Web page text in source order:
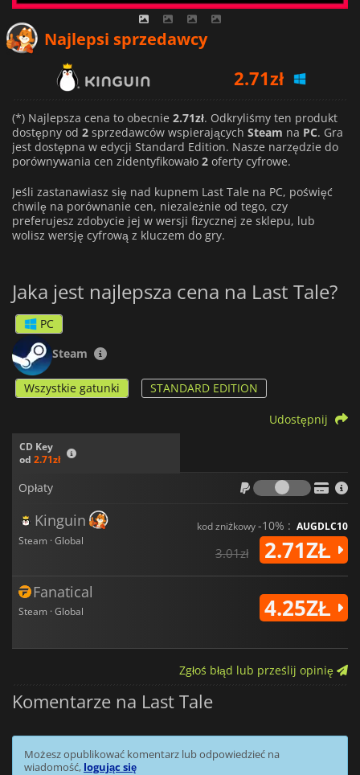
Najlepsi sprzedawcy
2.71zł
4.25zł
(*) Najlepsza cena to obecnie 2.71zł. Odkryliśmy ten produkt
dostępny od 2 sprzedawców wspierających Steam na PC. Gra
jest dostępna w edycji Standard Edition. Nasze narzędzie do
porównywania cen zidentyfikowało 2 oferty cyfrowe.
Jeśli zastanawiasz się nad kupnem Last Tale na PC, poświęć
chwilę na porównanie cen, niezależnie od tego, czy
preferujesz zdobycie jej w wersji fizycznej ze sklepu, lub
wolisz wersję cyfrową z kluczem do gry.
Jaka jest najlepsza cena na Last Tale?
PC
Steam
Wszystkie gatunki STANDARD EDITION
CD Key
od 2.71zł
Udostępnij
Opłaty
Opłaty
Kinguin
Steam · Global
kod zniżkowy-10% : AUGDLC10
3.01zł 2.71ZŁ
Fanatical
Steam · Global 4.25ZŁ
Zgłoś błąd lub prześlij opinię
Komentarze na Last Tale
Możesz opublikować komentarz lub odpowiedzieć na
wiadomość, logując się